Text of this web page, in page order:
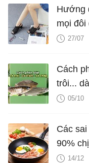
Hướng
mọi đôi
27/07
Cách
trôi...
05/10
Các
90%
14/12